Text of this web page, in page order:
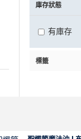
標籤
庫存狀態
有庫存